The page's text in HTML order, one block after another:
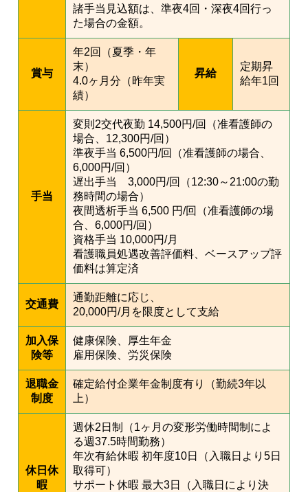
諸手当見込額は、準夜4回・深夜4回行っ
た場合の金額。
賞与
年2回（夏季・年
末）
4.0ヶ月分（昨年実
績）
昇給
定期昇
給年1回
手当
変則2交代夜勤 14,500円/回（准看護師の
場合、12,300円/回）
準夜手当 6,500円/回（准看護師の場合、
6,000円/回）
遅出手当 3,000円/回（12:30～21:00の勤
務時間の場合）
夜間透析手当 6,500 円/回（准看護師の場
合、6,000円/回）
資格手当 10,000円/月
看護職員処遇改善評価料、ベースアップ評
価料は算定済
交通費
通勤距離に応じ、
20,000円/月を限度として支給
加入保
険等
健康保険、厚生年金
雇用保険、労災保険
退職金
制度
確定給付企業年金制度有り（勤続3年以
上）
休日休
暇
週休2日制（1ヶ月の変形労働時間制によ
る週37.5時間勤務）
年次有給休暇 初年度10日（入職日より5日
取得可）
サポート休暇 最大3日（入職日により決